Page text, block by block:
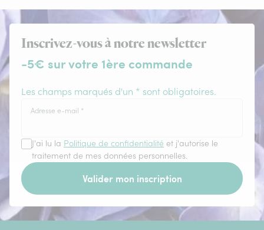
Inscrivez-vous à notre newsletter
-5€ sur votre 1ère commande
Les champs marqués d'un * sont obligatoires.
Adresse e-mail *
J'ai lu la Politique de confidentialité et j'autorise le
traitement de mes données personnelles.
Valider mon inscription